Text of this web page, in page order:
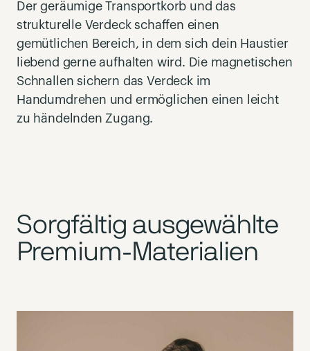
Der geräumige Transportkorb und das
strukturelle Verdeck schaffen einen
gemütlichen Bereich, in dem sich dein Haustier
liebend gerne aufhalten wird. Die magnetischen
Schnallen sichern das Verdeck im
Handumdrehen und ermöglichen einen leicht
zu händelnden Zugang.
Sorgfältig ausgewählte
Premium-Materialien